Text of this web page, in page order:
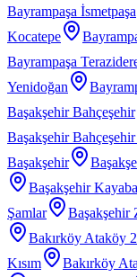
Bayrampaşa İsmetpaşa
Kocatepe
Bayrampaşa
Yenidoğan
Başakşehir Bahçeşehir
Başakşehir Bahçeşehir
Başakşehir
Başakşehir
Şamlar
Başakşehir
Bakırköy Ataköy
Kısım
Bakırköy